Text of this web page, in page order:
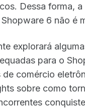
Dessa forma,
6 não é
explorará
para o
comércio
sobre como